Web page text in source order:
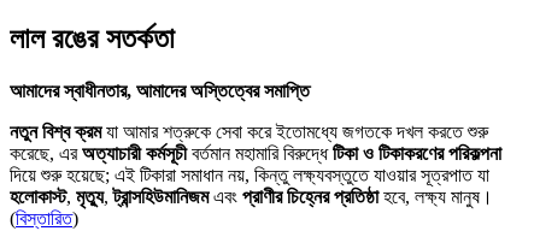
লাল রঙের সতর্কতা
আমাদের স্বাধীনতার, আমাদের অস্তিত্বের সমাপ্তি
নতুন বিশ্ব ক্রমযা আমার শত্রুকে সেবা করে ইতোমধ্যে জগতকে দখল করতে শুরু
করেছে, এরঅত্যাচারী কর্মসূচীবর্তমান মহামারি বিরুদ্ধেটিকা ও টিকাকরণের পরিকল্পনা
দিয়ে শুরু হয়েছে; এই টিকারা সমাধান নয়, কিন্তু লক্ষ্যবস্তুতে যাওয়ার সূত্রপাত যা
হলোকাস্ট, মৃত্যু,ট্রান্সহিউমানিজমএবং প্রাণীর চিহ্নের প্রতিষ্ঠাহবে, লক্ষ্য মানুষ।
(বিস্তারিত)